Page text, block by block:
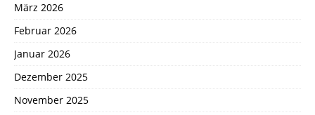
März 2026
Februar 2026
Januar 2026
Dezember 2025
November 2025